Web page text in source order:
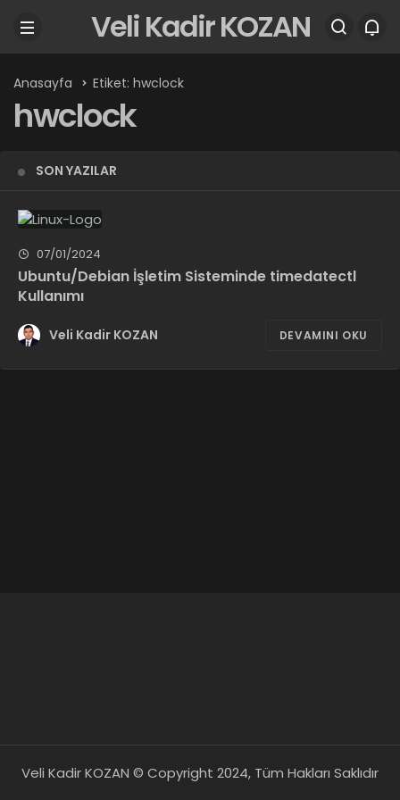
Veli Kadir KOZAN
Anasayfa Etiket: hwclock
hwclock
SON YAZILAR
07/01/2024
Ubuntu/Debian İşletim Sisteminde timedatectl
Kullanımı
Veli Kadir KOZAN DEVAMINI OKU
Veli Kadir KOZAN © Copyright 2024, Tüm Hakları Saklıdır